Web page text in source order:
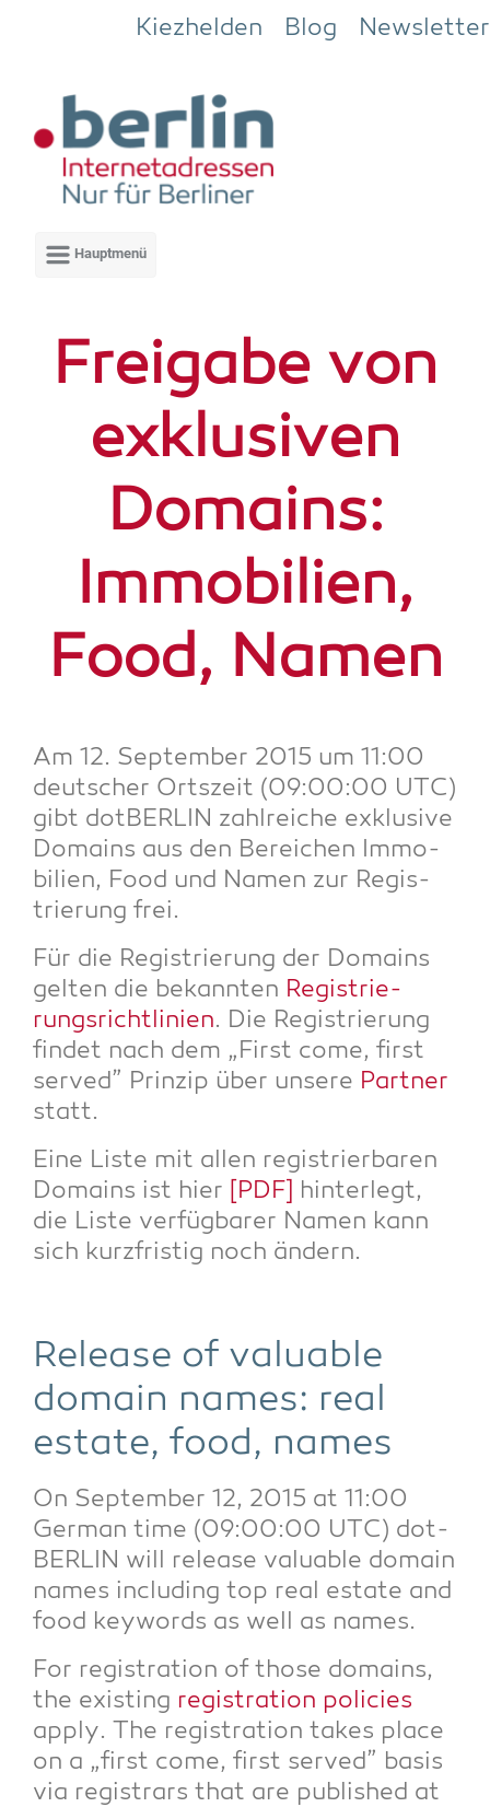
Zum Hauptinhalt springen
Kiezhelden Blog Newsletter
Frei­ga­be von
exklu­si­ven
Domains:
Immo­bi­li­en,
Food, Namen
Am 12. Sep­tem­ber 2015 um 11:00
deut­scher Orts­zeit (09:00:00 UTC)
gibt dot­BER­LIN zahl­rei­che exklu­si­ve
Domains aus den Berei­chen Immo­
bi­li­en, Food und Namen zur Regis­
trie­rung frei.
Für die Regis­trie­rung der Domains
gel­ten die bekann­ten Regis­trie­
rungs­richt­li­ni­en. Die Regis­trie­rung
fin­det nach dem „First come, first
ser­ved” Prin­zip über unse­re Part­ner
statt.
Eine Lis­te mit allen regis­trier­ba­ren
Domains ist hier
[PDF]
hin­ter­legt,
die Lis­te ver­füg­ba­rer Namen kann
sich kurz­fris­tig noch ändern.
Release of valuable
domain names: real
estate, food, names
On Sep­tem­ber 12, 2015 at 11:00
Ger­man time (09:00:00 UTC) dot­
BER­LIN will release valuable domain
names inclu­ding top real estate and
food key­words as well as names.
For regis­tra­ti­on of tho­se domains,
the exis­ting regis­tra­ti­on poli­ci­es
app­ly. The regis­tra­ti­on takes place
on a „first come, first ser­ved” basis
via regis­trars that are published at